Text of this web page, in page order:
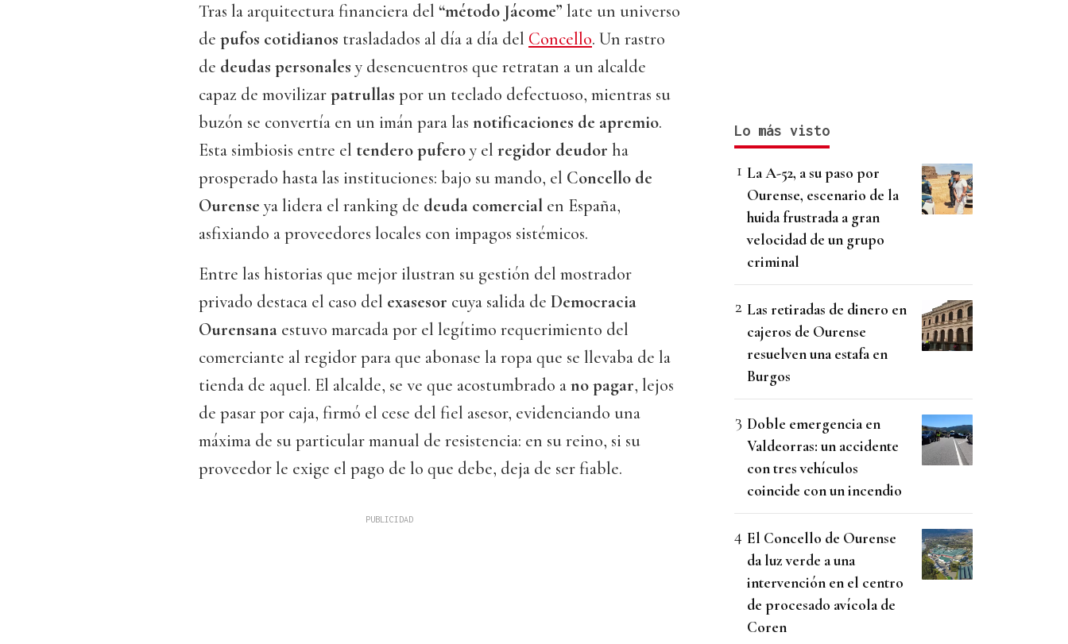
Tras la arquitectura financiera del “método Jácome” late un universo
de pufos cotidianos trasladados al día a día del Concello. Un rastro
de deudas personales y desencuentros que retratan a un alcalde
capaz de movilizarpatrullas por un teclado defectuoso, mientras su
buzón se convertía en un imán para las notificaciones de apremio.
Esta simbiosis entre el tendero puferoy el regidor deudor ha
prosperado hasta las instituciones: bajo su mando, el Concello de
Ourense ya lidera el ranking de deuda comercial en España,
asfixiando a proveedores locales con impagos sistémicos.
Entre las historias que mejor ilustran su gestión del mostrador
privado destaca el caso del exasesor cuya salida de Democracia
Ourensana estuvo marcada por el legítimo requerimiento del
comerciante al regidor para que abonase la ropa que se llevaba de la
tienda de aquel. El alcalde, se ve que acostumbrado ano pagar, lejos
de pasar por caja, firmó el cese del fiel asesor, evidenciando una
máxima de su particular manual de resistencia: en su reino, si su
proveedor le exige el pago de lo que debe, deja de ser fiable.
Lo más visto
La A-52, a su paso por
Ourense, escenario de la
huida frustrada a gran
velocidad de un grupo
criminal
Las retiradas de dinero en
cajeros de Ourense
resuelven una estafa en
Burgos
Doble emergencia en
Valdeorras: un accidente
con tres vehículos
coincide con un incendio
El Concello de Ourense
da luz verde a una
intervención en el centro
de procesado avícola de
Coren